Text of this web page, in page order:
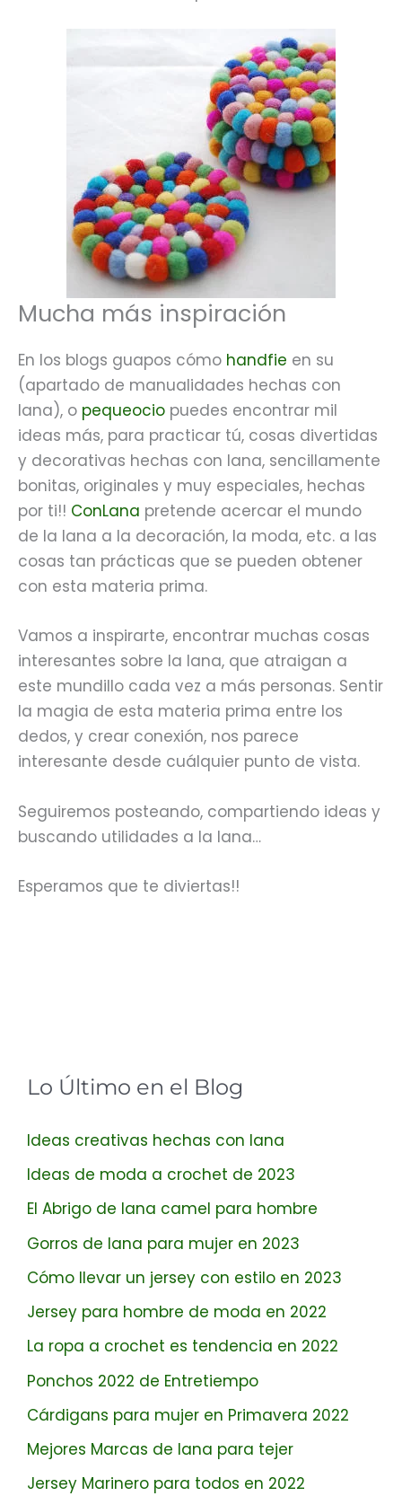
Mucha más inspiración
En los blogs guapos cómo handfie en su
(apartado de manualidades hechas con
lana), o pequeocio puedes encontrar mil
ideas más, para practicar tú, cosas divertidas
y decorativas hechas con lana, sencillamente
bonitas, originales y muy especiales, hechas
por ti!! ConLana pretende acercar el mundo
de la lana a la decoración, la moda, etc. a las
cosas tan prácticas que se pueden obtener
con esta materia prima.
Vamos a inspirarte, encontrar muchas cosas
interesantes sobre la lana, que atraigan a
este mundillo cada vez a más personas. Sentir
la magia de esta materia prima entre los
dedos, y crear conexión, nos parece
interesante desde cuálquier punto de vista.
Seguiremos posteando, compartiendo ideas y
buscando utilidades a la lana…
Esperamos que te diviertas!!
Lo Último en el Blog
Ideas creativas hechas con lana
Ideas de moda a crochet de 2023
El Abrigo de lana camel para hombre
Gorros de lana para mujer en 2023
Cómo llevar un jersey con estilo en 2023
Jersey para hombre de moda en 2022
La ropa a crochet es tendencia en 2022
Ponchos 2022 de Entretiempo
Cárdigans para mujer en Primavera 2022
Mejores Marcas de lana para tejer
Jersey Marinero para todos en 2022